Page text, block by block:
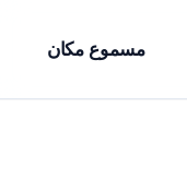
مسموع مكان